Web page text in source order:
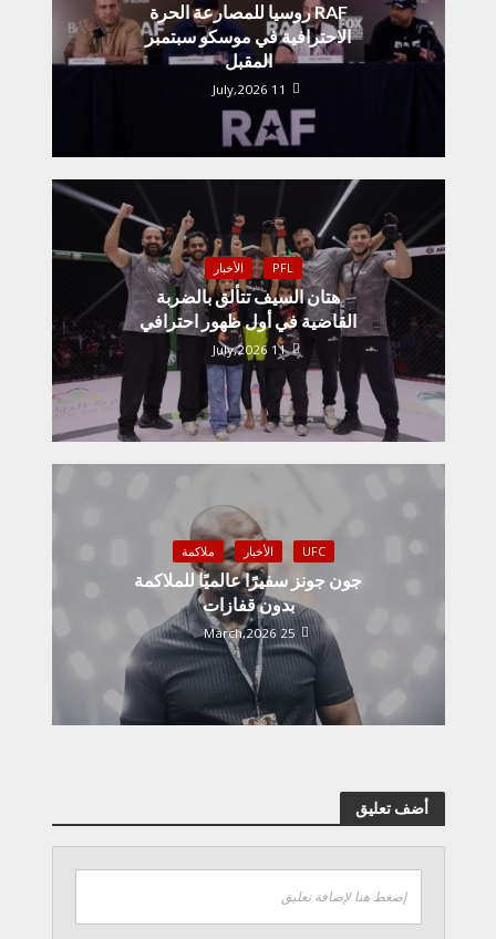
RAF روسيا للمصارعة الحرة
الاحترافية في موسكو سبتمبر
المقبل
11 July,2026
PFL الأخبار
هتان السيف تتألق بالضربة
القاضية في أول ظهور احترافي
11 July,2026
UFC الأخبار ملاكمة
جون جونز سفيرًا عالميًا للملاكمة
بدون قفازات
25 March,2026
أضف تعليق
إضغط هنا لإضافة تعليق